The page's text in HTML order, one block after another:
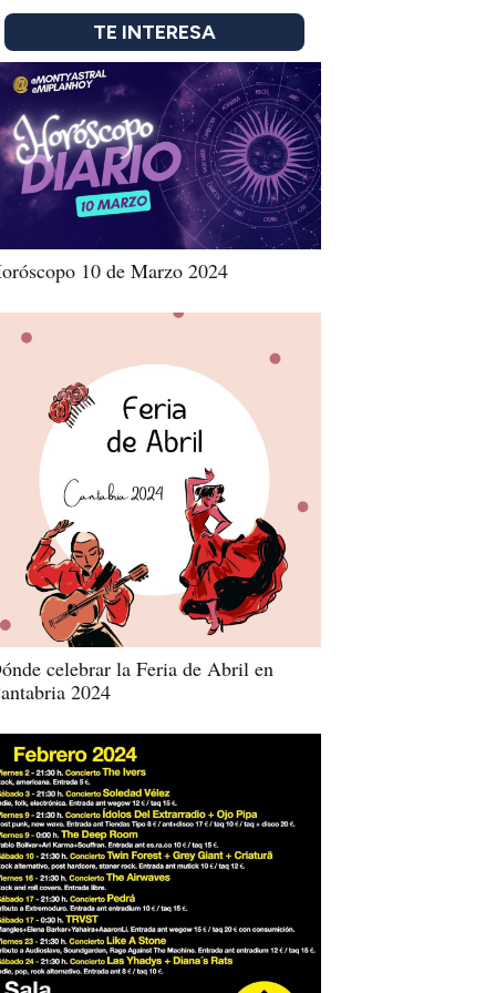
TE INTERESA
10 de Marzo 2024
celebrar la Feria de Abril en
2024